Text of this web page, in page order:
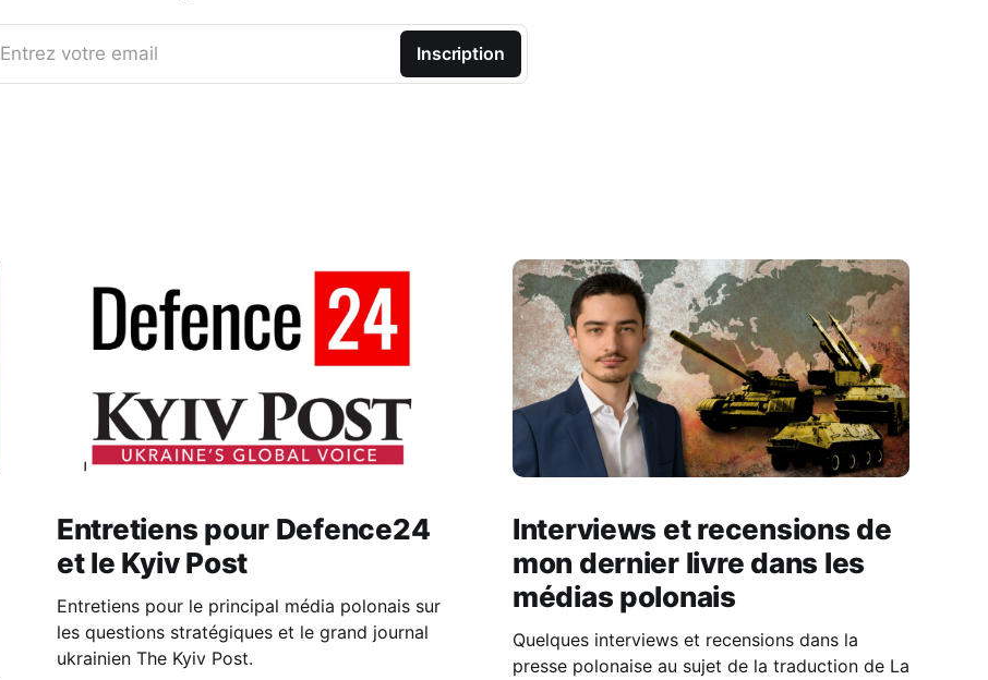
Entrez votre email Inscription
Entretiens pour Defence24
et le Kyiv Post
Entretiens pour le principal média polonais sur
les questions stratégiques et le grand journal
ukrainien The Kyiv Post.
Interviews et recensions de
mon dernier livre dans les
médias polonais
Quelques interviews et recensions dans la
presse polonaise au sujet de la traduction de La